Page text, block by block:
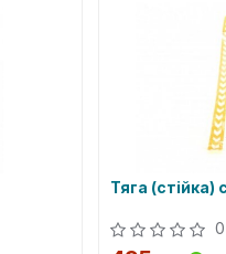
Тяга (стійка)
0